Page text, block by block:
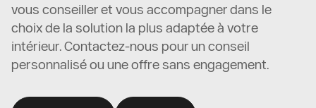
vous conseiller et vous accompagner dans le
choix de la solution la plus adaptée à votre
intérieur. Contactez-nous pour un conseil
personnalisé ou une offre sans engagement.